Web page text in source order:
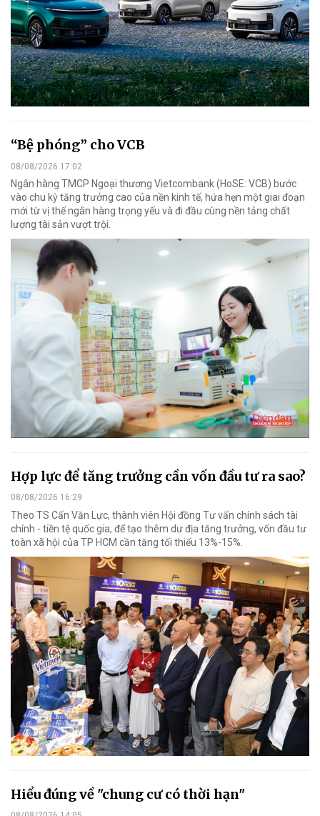
“Bệ phóng” cho VCB
08/08/2026 17:02
Ngân hàng TMCP Ngoại thương Vietcombank (HoSE: VCB) bước
vào chu kỳ tăng trưởng cao của nền kinh tế, hứa hẹn một giai đoạn
mới từ vị thế ngân hàng trọng yếu và đi đầu cùng nền tảng chất
lượng tài sản vượt trội.
Hợp lực để tăng trưởng cần vốn đầu tư ra sao?
08/08/2026 16:29
Theo TS Cấn Văn Lực, thành viên Hội đồng Tư vấn chính sách tài
chính - tiền tệ quốc gia, để tạo thêm dư địa tăng trưởng, vốn đầu tư
toàn xã hội của TP HCM cần tăng tối thiểu 13%-15%.
Hiểu đúng về "chung cư có thời hạn"